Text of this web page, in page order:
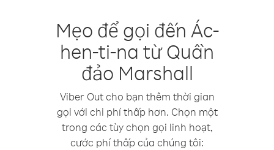
Mẹo để gọi đến Ác-
hen-ti-na từ Quần
đảo Marshall
Viber Out cho bạn thêm thời gian
gọi với chi phí thấp hơn. Chọn một
trong các tùy chọn gọi linh hoạt,
cước phí thấp của chúng tôi: